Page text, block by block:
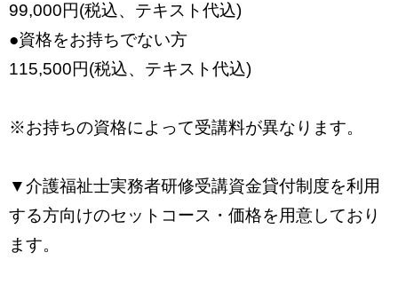
99,000円(税込、テキスト代込)
●資格をお持ちでない方
115,500円(税込、テキスト代込)
※お持ちの資格によって受講料が異なります。
▼介護福祉士実務者研修受講資金貸付制度を利用
する方向けのセットコース・価格を用意しており
ます。